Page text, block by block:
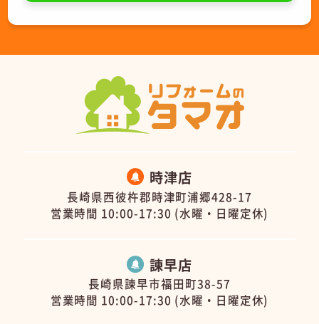
時津店
長崎県西彼杵郡時津町浦郷428-17
営業時間 10:00-17:30 (水曜・日曜定休)
諫早店
長崎県諫早市福田町38-57
営業時間 10:00-17:30 (水曜・日曜定休)